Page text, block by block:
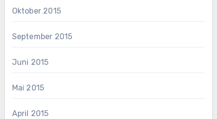
Oktober 2015
September 2015
Juni 2015
Mai 2015
April 2015